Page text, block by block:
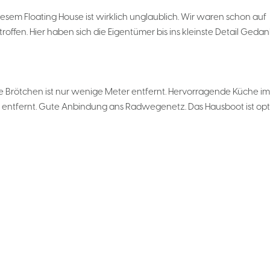
Floating House ist wirklich unglaublich. Wir waren schon auf
Hier haben sich die Eigentümer bis ins kleinste Detail
Brötchen ist nur wenige Meter entfernt. Hervorragende Küche
Gute Anbindung ans Radwegenetz. Das Hausboot ist